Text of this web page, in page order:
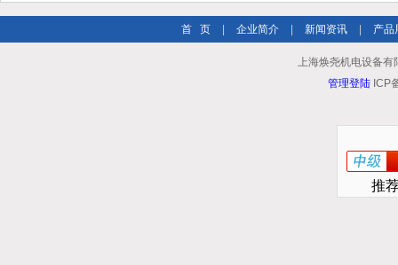
首 页 企业简介 新闻资讯 产品
上海焕尧机电设备有
管理登陆 ICP
推